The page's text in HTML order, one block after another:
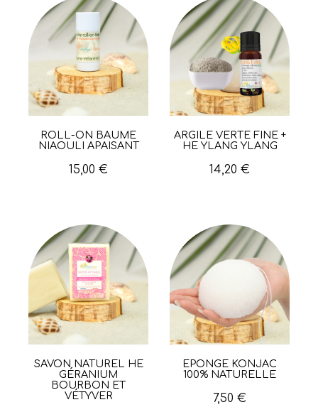
Aperçu rapide
ROLL-ON BAUME
NIAOULI APAISANT
15,00 €
Aperçu rapide
ARGILE VERTE FINE +
HE YLANG YLANG
14,20 €
Aperçu rapide
SAVON NATUREL HE
GÉRANIUM
BOURBON ET
VÉTYVER
Aperçu rapide
EPONGE KONJAC
100% NATURELLE
7,50 €